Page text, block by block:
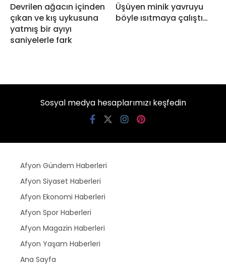
Devrilen ağacın içinden
çıkan ve kış uykusuna
yatmış bir ayıyı
saniyelerle fark
Üşüyen minik yavruyu
böyle ısıtmaya çalıştı…
Sosyal medya hesaplarımızı keşfedin
Afyon Gündem Haberleri
Afyon Siyaset Haberleri
Afyon Ekonomi Haberleri
Afyon Spor Haberleri
Afyon Magazin Haberleri
Afyon Yaşam Haberleri
Ana Sayfa